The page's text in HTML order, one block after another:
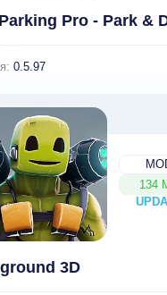
X5
Pro - Park &
0.5.97
134
3D